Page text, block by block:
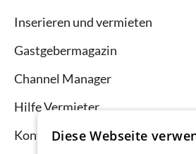
Inserieren und vermieten
Gastgebermagazin
Channel Manager
Hilfe Vermieter
KontaktDiese Webseite